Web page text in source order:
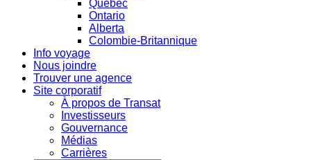
Québec
Ontario
Alberta
Colombie-Britannique
Info voyage
Nous joindre
Trouver une agence
Site corporatif
À propos de Transat
Investisseurs
Gouvernance
Médias
Carrières